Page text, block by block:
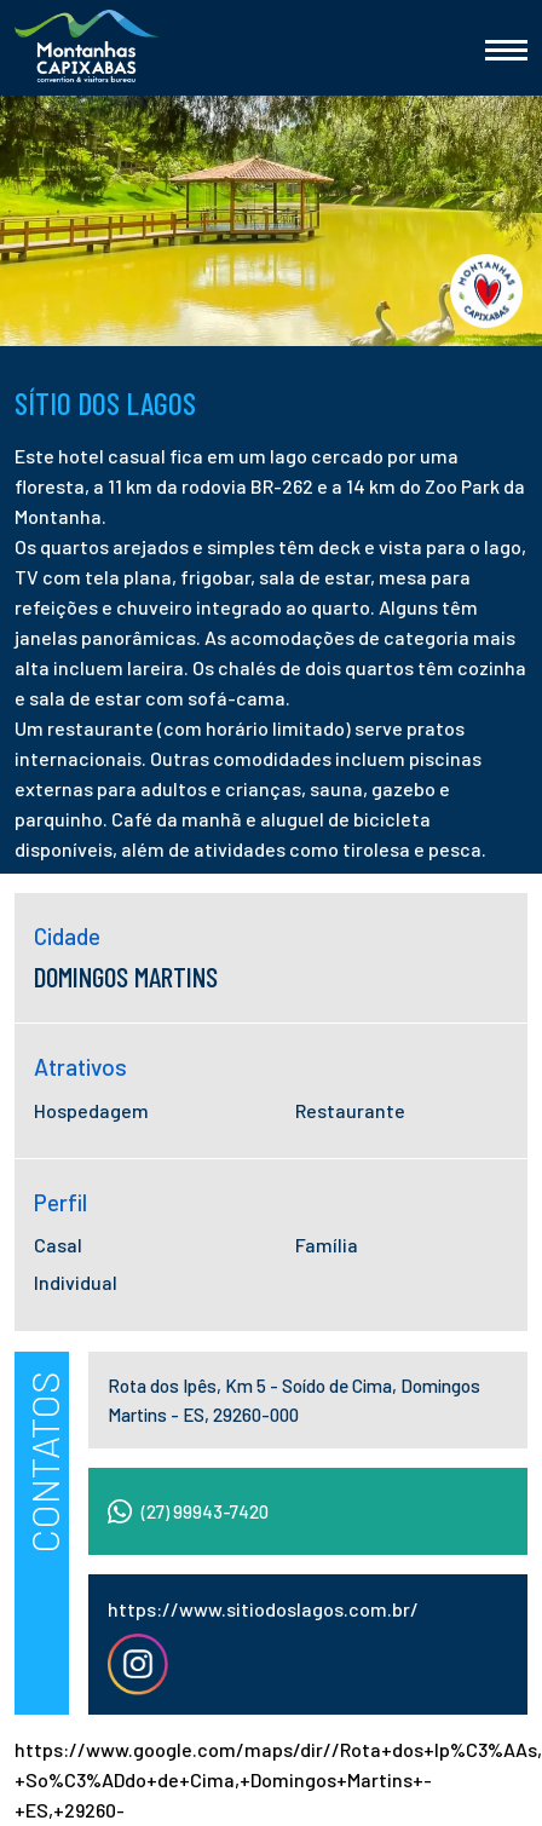
SÍTIO DOS LAGOS
Este hotel casual fica em um lago cercado por uma
floresta, a 11 km da rodovia BR-262 e a 14 km do Zoo Park da
Montanha.
Os quartos arejados e simples têm deck e vista para o lago,
TV com tela plana, frigobar, sala de estar, mesa para
refeições e chuveiro integrado ao quarto. Alguns têm
janelas panorâmicas. As acomodações de categoria mais
alta incluem lareira. Os chalés de dois quartos têm cozinha
e sala de estar com sofá-cama.
Um restaurante (com horário limitado) serve pratos
internacionais. Outras comodidades incluem piscinas
externas para adultos e crianças, sauna, gazebo e
parquinho. Café da manhã e aluguel de bicicleta
disponíveis, além de atividades como tirolesa e pesca.
Cidade
DOMINGOS MARTINS
Atrativos
Hospedagem Restaurante
Perfil
Casal
Família
Individual
CONTATOS
Rota dos Ipês, Km 5 - Soído de Cima, Domingos
Martins - ES, 29260-000
(27) 99943-7420
https://www.sitiodoslagos.com.br/
https://www.google.com/maps/dir//
+So%C3%ADdo+de+Cima,+Domingos+Martins+-
+ES,+29260-